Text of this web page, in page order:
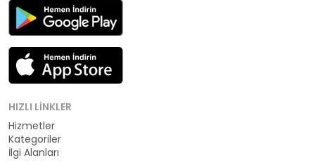
HIZLI LINKLER
Hizmetler
Kategoriler
İlgi Alanları